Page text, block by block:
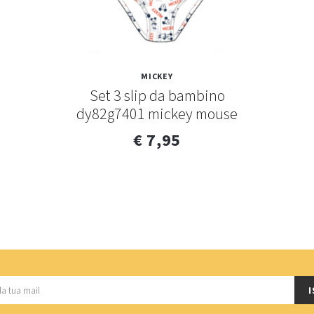
MICKEY
Set 3 slip da bambino
dy82g7401 mickey mouse
€ 7,95